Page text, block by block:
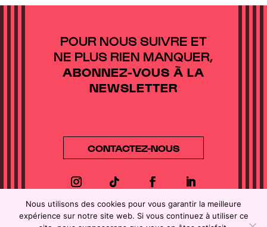
POUR NOUS SUIVRE ET
NE PLUS RIEN MANQUER,
ABONNEZ-VOUS À LA
NEWSLETTER
CONTACTEZ-NOUS
Directeur de la publication : Jean-Victor
Blanc
Nous utilisons des cookies pour vous garantir la meilleure
expérience sur notre site web. Si vous continuez à utiliser ce